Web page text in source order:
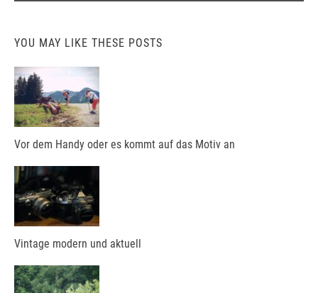
YOU MAY LIKE THESE POSTS
Vor dem Handy oder es kommt auf das Motiv an
Vintage modern und aktuell